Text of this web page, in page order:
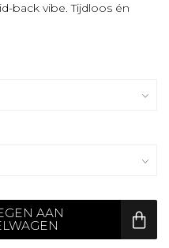
back vibe. Tijdloos én
AAN